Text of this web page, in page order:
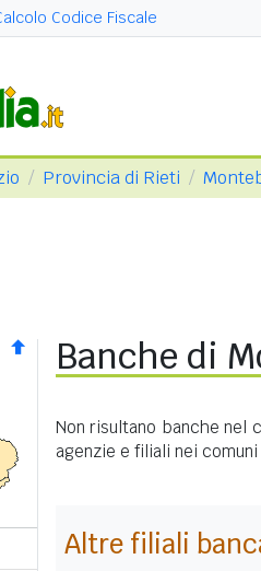
Codice Fiscale
Provincia di Rieti
Banche di
Non risultano banche nel
agenzie e filiali nei
Altre filiali